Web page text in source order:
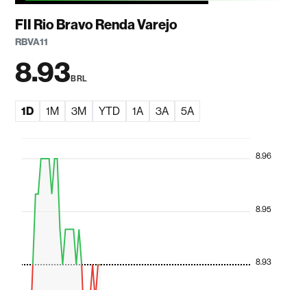
FII Rio Bravo Renda Varejo
RBVA11
8.93BRL
1D 1M 3M YTD 1A 3A 5A
8.93
8.95
8.96